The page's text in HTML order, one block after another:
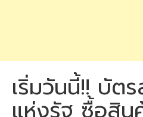
เริ่มวันนี้!! บัต
แห่งรัฐ ซื้อสิน